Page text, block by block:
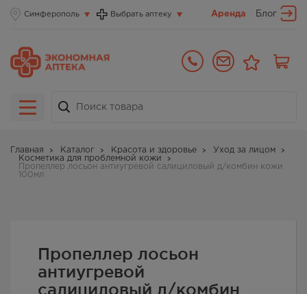
Симферополь Выбрать аптеку Аренда Блог
Главная Каталог Красота и здоровье
Уход за лицом
Косметика для проблемной кожи
Пропеллер лосьон антиугревой салициловый д/комбин кожи
100мл
Пропеллер лосьон
антиугревой
салициловый д/комбин